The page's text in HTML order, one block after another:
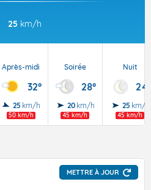
25 km/h
Après-midi
32°
25 km/h
50 km/h
Soirée
28°
20 km/h
45 km/h
Nuit
24°
25 km/h
45 km/h
METTRE À JOUR